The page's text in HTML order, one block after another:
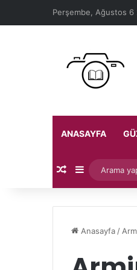
Perşembe, Ağustos 6
ANASAYFA
Rastgele
Kenar
Anasayfa /